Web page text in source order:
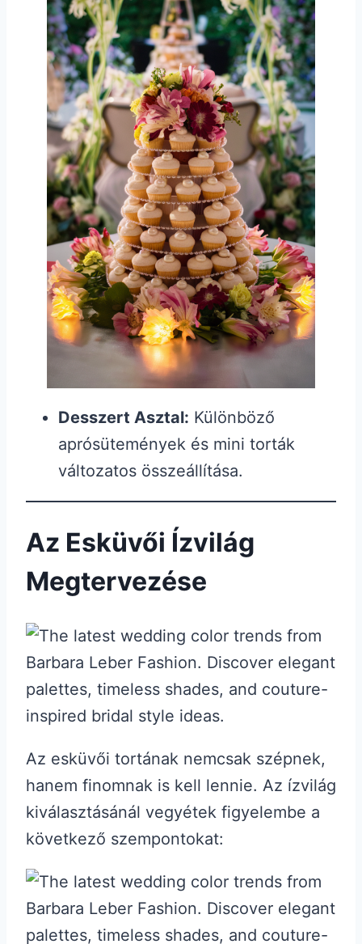
Desszert Asztal: Különböző
aprósütemények és mini torták
változatos összeállítása.
Az Esküvői Ízvilág
Megtervezése
Az esküvői tortának nemcsak szépnek,
hanem finomnak is kell lennie. Az ízvilág
kiválasztásánál vegyétek figyelembe a
következő szempontokat: